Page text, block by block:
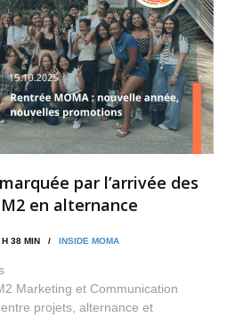
par l’arrivée des
en alternance
H 38 MIN / INSIDE MOMA
Marketing et Communication
projets, alternance et